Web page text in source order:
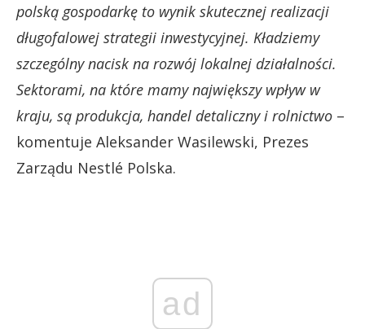
polską gospodarkę to wynik skutecznej realizacji
długofalowej strategii inwestycyjnej. Kładziemy
szczególny nacisk na rozwój lokalnej działalności.
Sektorami, na które mamy największy wpływ w
kraju, są produkcja, handel detaliczny i rolnictwo –
komentuje Aleksander Wasilewski, Prezes
Zarządu Nestlé Polska.
ad